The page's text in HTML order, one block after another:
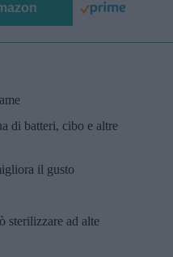
di batteri, cibo e altre
il gusto
sterilizzare ad alte